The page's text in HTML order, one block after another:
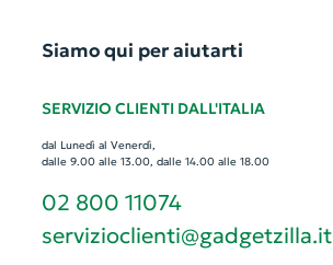
Siamo qui per aiutarti
SERVIZIO CLIENTI DALL'ITALIA
dal Lunedì al Venerdì,
dalle 9.00 alle 13.00, dalle 14.00 alle 18.00
02 800 11074
servizioclienti@gadgetzilla.it